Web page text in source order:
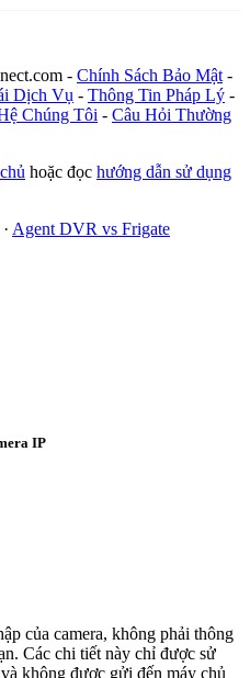
- Chính Sách Bảo Mật -
Dịch Vụ - Thông Tin Pháp Lý -
Chúng Tôi - Câu Hỏi Thường
hoặc đọc hướng dẫn sử dụng
· Agent DVR vs Frigate
IP
của camera, không phải thông
Các chi tiết này chỉ được sử
không được gửi đến máy chủ